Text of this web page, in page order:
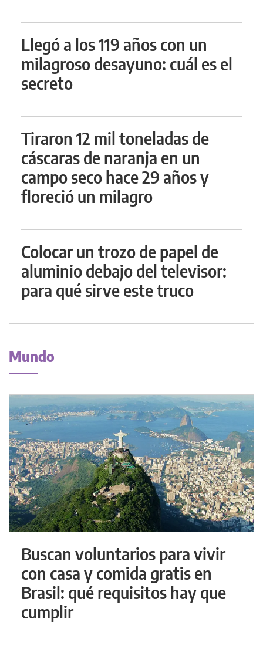
Llegó a los 119 años con un
milagroso desayuno: cuál es el
secreto
Tiraron 12 mil toneladas de
cáscaras de naranja en un
campo seco hace 29 años y
floreció un milagro
Colocar un trozo de papel de
aluminio debajo del televisor:
para qué sirve este truco
Mundo
Buscan voluntarios para vivir
con casa y comida gratis en
Brasil: qué requisitos hay que
cumplir